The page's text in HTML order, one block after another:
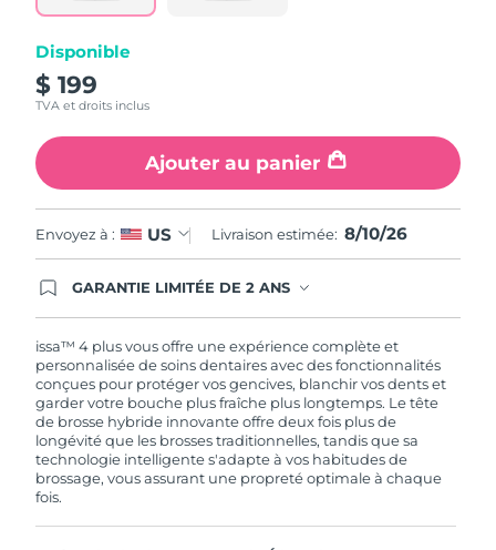
Disponible
$ 199
TVA et droits inclus
Ajouter au panier
Envoyez à : US Livraison estimée: 8/10/26
GARANTIE LIMITÉE DE 2 ANS
FOREO. Cela signifie que si vous rencontrez des
problèmes avec votre appareil pendant les 2 ans
de garantie limitée, FOREO vous remplace ce
dernier gratuitement.
issa™ 4 plus vous offre une expérience complète et
personnalisée de soins dentaires avec des fonctionnalités
conçues pour protéger vos gencives, blanchir vos dents et
garder votre bouche plus fraîche plus longtemps. Le tête
de brosse hybride innovante offre deux fois plus de
longévité que les brosses traditionnelles, tandis que sa
technologie intelligente s'adapte à vos habitudes de
brossage, vous assurant une propreté optimale à chaque
fois.